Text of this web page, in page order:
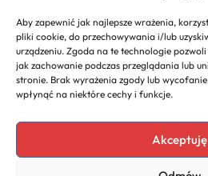
Aby zapewnić jak najlepsze wrażenia,
pliki cookie, do przechowywania i/lub
urządzeniu. Zgoda na te technologie
jak zachowanie podczas przeglądania lub
stronie. Brak wyrażenia zgody lub
wpłynąć na niektóre cechy i funkcje.
Akceptuję
Najlepsze fryzury fale na
Copyright 2026. All rights